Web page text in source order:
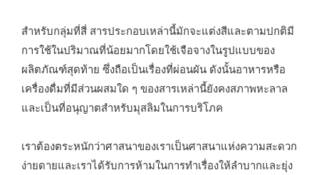
สำหรับกลุ่มที่สี่ สารประกอบเหล่านี้มักจะแต่งสีและตามปกติมี
การใช้ในปริมาณที่น้อยมากโดยใช้เจือจางในรูปแบบของ
ผลิตภัณฑ์สุดท้าย ซึ่งถือเป็นเรื่องที่ผ่อนผัน ดังนั้นอาหารหรือ
เครื่องดื่มที่มีส่วนผสมใด ๆ ของสารเหล่านี้ยังคงสภาพหะลาล
และเป็นที่อนุญาตสำหรับมุสลิมในการบริโภค
เราต้องตระหนักว่าศาสนาของเราเป็นศาสนาแห่งความสะดวก
ง่ายดายและเราได้รับการห้ามในการทำเรื่องให้ลำบากและยุ่ง